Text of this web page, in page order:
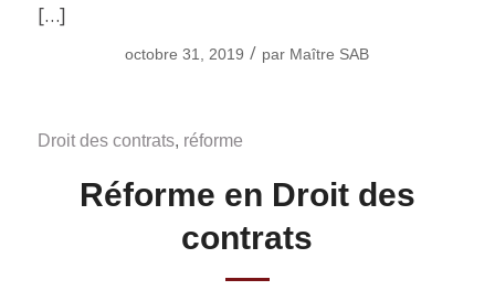
[…]
octobre 31, 2019 / par Maître SAB
Droit des contrats, réforme
Réforme en Droit des
contrats